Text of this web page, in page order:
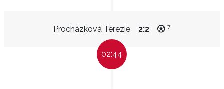
Procházková Terezie 2:2 7
02:44